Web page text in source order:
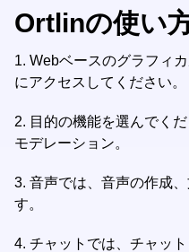
Ortlinの使い
1. Webベースのグラフィ
にアクセスしてください。
2. 目的の機能を選んでく
モデレーション。
3. 音声では、音声の作成
す。
4. チャットでは、チャッ